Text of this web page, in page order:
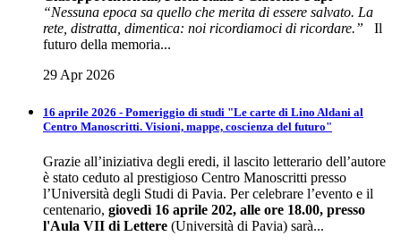
“Nessuna epoca sa quello che merita di essere salvato. La
rete, distratta, dimentica: noi ricordiamoci di ricordare.”
Il
futuro della memoria...
29 Apr 2026
16 aprile 2026 - Pomeriggio di studi "Le carte di Lino Aldani al
Centro Manoscritti. Visioni, mappe, coscienza del futuro"
Grazie all’iniziativa degli eredi, il lascito letterario dell’autore
è stato ceduto al prestigioso Centro Manoscritti presso
l’Università degli Studi di Pavia. Per celebrare l’evento e il
centenario, giovedì 16 aprile 202, alle ore 18.00, presso
l'Aula VII di Lettere (Università di Pavia) sarà...